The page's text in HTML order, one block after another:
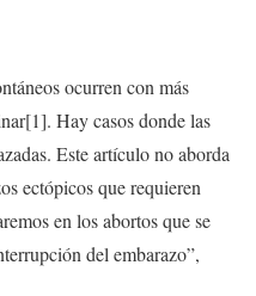
ocurren con más
Hay casos donde las
Este artículo no aborda
ectópicos que requieren
en los abortos que se
del embarazo”,